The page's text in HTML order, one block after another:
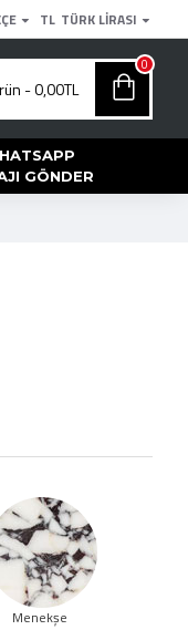
TL TÜRK LIRASI
- 0,00TL
0
GÖNDER
Menekşe